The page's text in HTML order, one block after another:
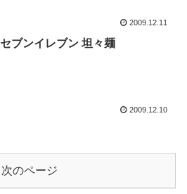
2009.12.11
セブンイレブン 坦々麺
2009.12.10
次のページ